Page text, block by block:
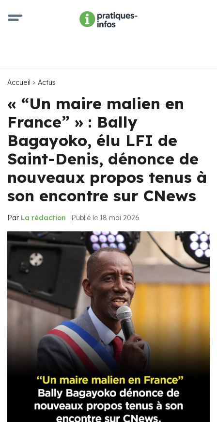
Accueil Actus
« “Un maire malien en
France” » : Bally
Bagayoko, élu LFI de
Saint-Denis, dénonce de
nouveaux propos tenus à
son encontre sur CNews
Par La rédaction Publié le 18 mai 2026